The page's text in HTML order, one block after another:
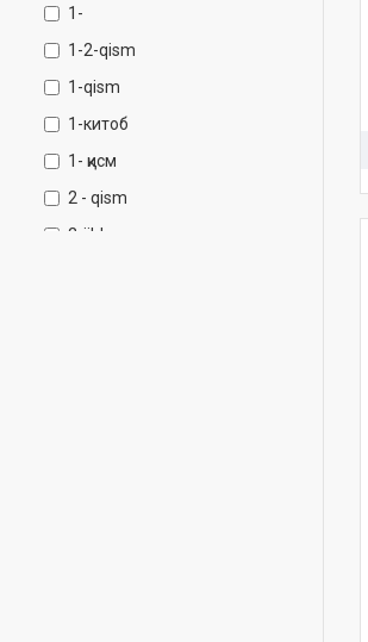
1-
1-2-qism
1-qism
1-китоб
1- қисм
2 - qism
2-jild